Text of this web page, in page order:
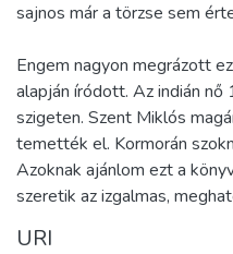
sajnos már a törzse sem
Engem nagyon megrázott
alapján íródott. Az indián
szigeten. Szent Miklós
temették el. Kormorán
Azoknak ajánlom ezt a
szeretik az izgalmas,
URI